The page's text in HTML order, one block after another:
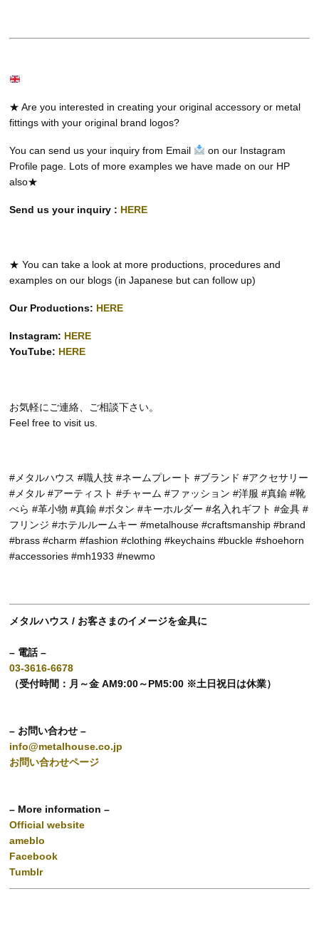
★ Are you interested in creating your original accessory or metal
fittings with your original brand logos?
You can send us your inquiry from Email
on our Instagram
Profile page. Lots of more examples we have made on our HP
also★
Send us your inquiry : HERE
★ You can take a look at more productions, procedures and
examples on our blogs (in Japanese but can follow up)
Our Productions: HERE
Instagram: HERE
YouTube: HERE
お気軽にご連絡、ご相談下さい。
Feel free to visit us.
#メタルハウス #職人技 #ネームプレート #ブランド #アクセサリー
#メタル #アーティスト #チャーム #ファッション #洋服 #真鍮 #靴
べら #革小物 #真鍮 #ボタン #キーホルダー #名入れギフト #金具 #
フリンジ #ホテルルームキー #metalhouse #craftsmanship #brand
#brass #charm #fashion #clothing #keychains #buckle #shoehorn
#accessories #mh1933 #newmo
メタルハウス / お客さまのイメージを金具に
– 電話 –
03-3616-6678
（受付時間：月～金 AM9:00～PM5:00 ※土日祝日は休業）
– お問い合わせ –
info@metalhouse.co.jp
お問い合わせページ
– More information –
Official website
ameblo
Facebook
Tumblr